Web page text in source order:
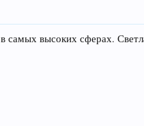
самых высоких сферах.